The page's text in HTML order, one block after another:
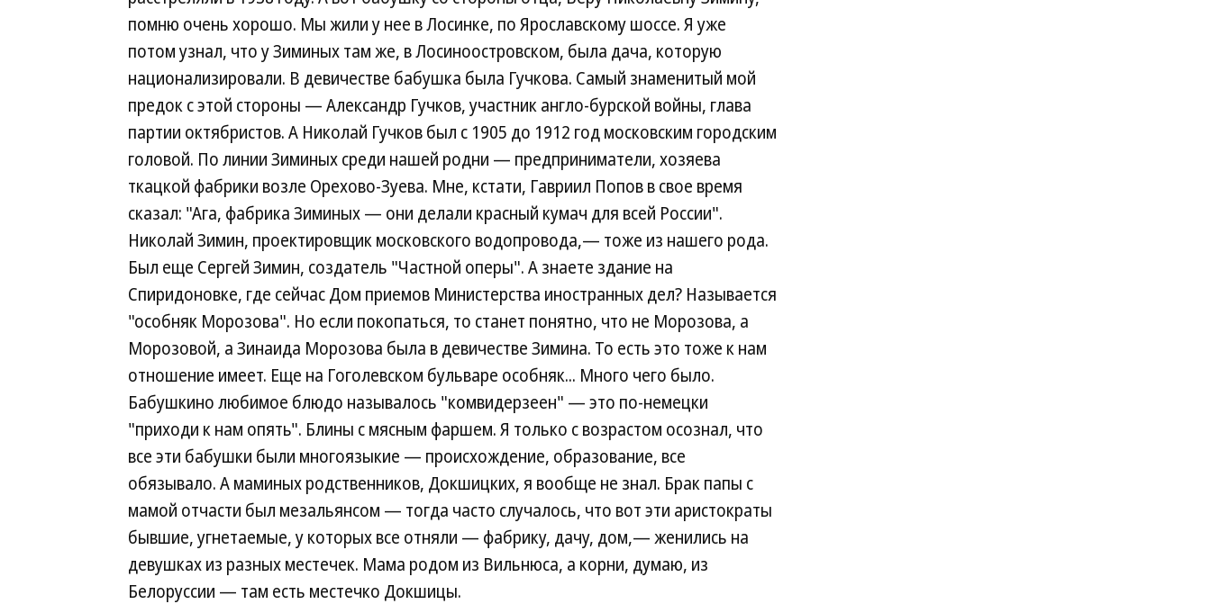
помню очень хорошо. Мы жили у нее в Лосинке, по Ярославскому шоссе. Я уже
потом узнал, что у Зиминых там же, в Лосиноостровском, была дача, которую
национализировали. В девичестве бабушка была Гучкова. Самый знаменитый мой
предок с этой стороны — Александр Гучков, участник англо-бурской войны, глава
партии октябристов. А Николай Гучков был с 1905 до 1912 год московским городским
головой. По линии Зиминых среди нашей родни — предприниматели, хозяева
ткацкой фабрики возле Орехово-Зуева. Мне, кстати, Гавриил Попов в свое время
сказал: "Ага, фабрика Зиминых — они делали красный кумач для всей России".
Николай Зимин, проектировщик московского водопровода,— тоже из нашего рода.
Был еще Сергей Зимин, создатель "Частной оперы". А знаете здание на
Спиридоновке, где сейчас Дом приемов Министерства иностранных дел? Называется
"особняк Морозова". Но если покопаться, то станет понятно, что не Морозова, а
Морозовой, а Зинаида Морозова была в девичестве Зимина. То есть это тоже к нам
отношение имеет. Еще на Гоголевском бульваре особняк... Много чего было.
Бабушкино любимое блюдо называлось "комвидерзеен" — это по-немецки
"приходи к нам опять". Блины с мясным фаршем. Я только с возрастом осознал, что
все эти бабушки были многоязыкие — происхождение, образование, все
обязывало. А маминых родственников, Докшицких, я вообще не знал. Брак папы с
мамой отчасти был мезальянсом — тогда часто случалось, что вот эти аристократы
бывшие, угнетаемые, у которых все отняли — фабрику, дачу, дом,— женились на
девушках из разных местечек. Мама родом из Вильнюса, а корни, думаю, из
Белоруссии — там есть местечко Докшицы.